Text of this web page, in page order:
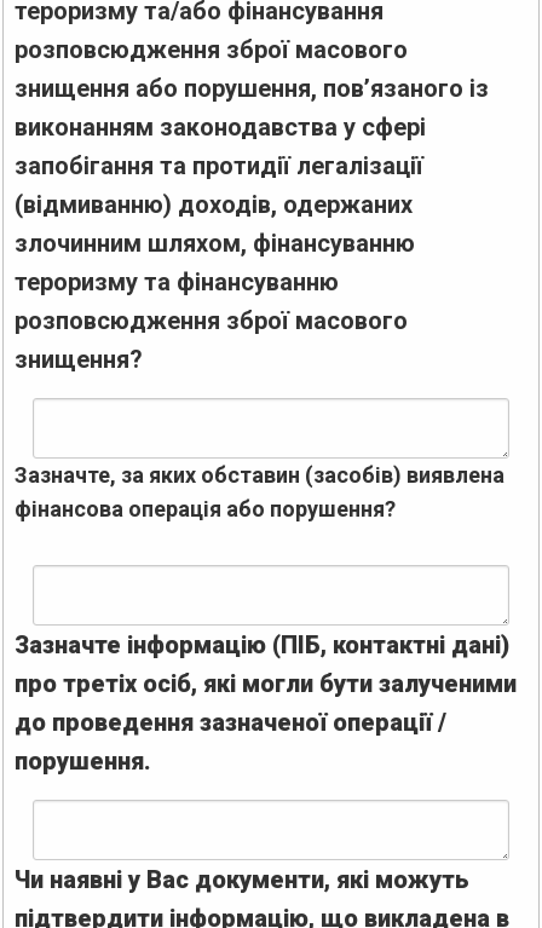
тероризму та/або фінансування
розповсюдження зброї масового
знищення або порушення, пов’язаного із
виконанням законодавства у сфері
запобігання та протидії легалізації
(відмиванню) доходів, одержаних
злочинним шляхом, фінансуванню
тероризму та фінансуванню
розповсюдження зброї масового
знищення?
Зазначте, за яких обставин (засобів) виявлена
фінансова операція або порушення?
Зазначте інформацію (ПІБ, контактні дані)
про третіх осіб, які могли бути залученими
до проведення зазначеної операції /
порушення.
Чи наявні у Вас документи, які можуть
підтвердити інформацію, що викладена в